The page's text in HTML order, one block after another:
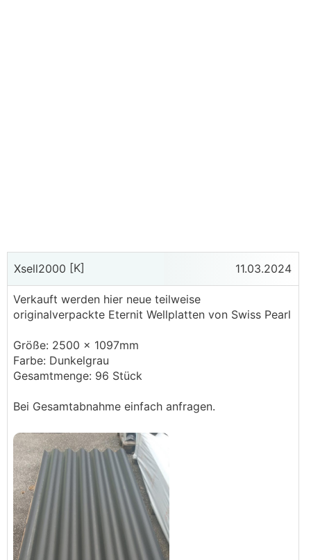
Xsell2000 [K] 11.03.2024
Verkauft werden hier neue teilweise
originalverpackte Eternit Wellplatten von Swiss Pearl
Größe: 2500 x 1097mm
Farbe: Dunkelgrau
Gesamtmenge: 96 Stück
Bei Gesamtabnahme einfach anfragen.